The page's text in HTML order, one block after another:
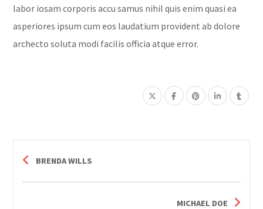
labor iosam corporis accu samus nihil quis enim quasi ea
asperiores ipsum cum eos laudatium provident ab dolore
archecto soluta modi facilis officia atque error.
BRENDA WILLS
MICHAEL DOE